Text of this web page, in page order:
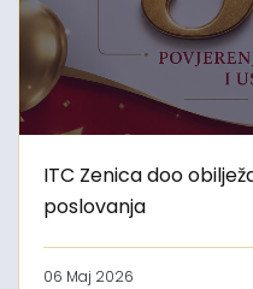
ITC Zenica doo
poslovanja
06 Maj 2026